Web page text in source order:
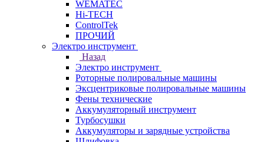
WEMATEC
Hi-TECH
ControlTek
ПРОЧИЙ
Электро инструмент
Назад
Электро инструмент
Роторные полировальные машины
Эксцентриковые полировальные машины
Фены технические
Аккумуляторный инструмент
Турбосушки
Аккумуляторы и зарядные устройства